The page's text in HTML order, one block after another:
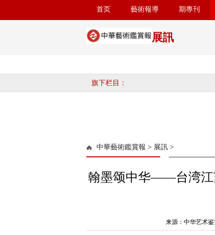
首页 藝術報導 期專刊
展訊
旗下栏目：
中華藝術鑑賞報 > 展訊 >
翰墨颂中华——台湾江
来源：中华艺术鉴